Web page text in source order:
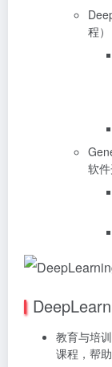
程）
软
教育与培
课程，帮